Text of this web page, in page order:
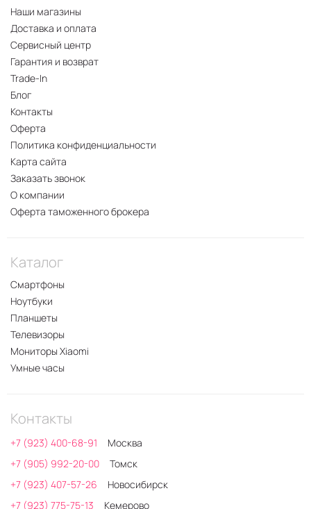
Наши магазины
Доставка и оплата
Сервисный центр
Гарантия и возврат
Trade-In
Блог
Контакты
Оферта
Политика конфиденциальности
Карта сайта
Заказать звонок
О компании
Оферта таможенного брокера
Каталог
Смартфоны
Ноутбуки
Планшеты
Телевизоры
Мониторы Xiaomi
Умные часы
Контакты
+7 (923) 400-68-91
Москва
+7 (905) 992-20-00
Томск
+7 (923) 407-57-26
Новосибирск
+7 (923) 775-75-13
Кемерово